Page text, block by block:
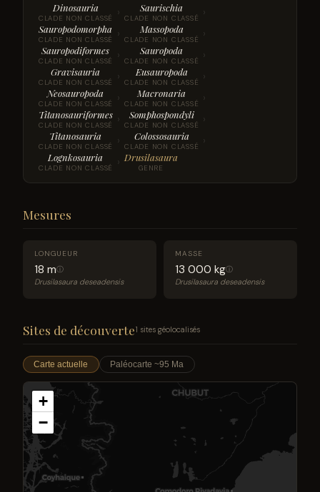
Dinosauria
CLADE NON CLASSÉ › Saurischia
CLADE NON CLASSÉ ›
Sauropodomorpha
CLADE NON CLASSÉ › Massopoda
CLADE NON CLASSÉ ›
Sauropodiformes
CLADE NON CLASSÉ › Sauropoda
CLADE NON CLASSÉ ›
Gravisauria
CLADE NON CLASSÉ › Eusauropoda
CLADE NON CLASSÉ ›
Neosauropoda
CLADE NON CLASSÉ › Macronaria
CLADE NON CLASSÉ ›
Titanosauriformes
CLADE NON CLASSÉ › Somphospondyli
CLADE NON CLASSÉ ›
Titanosauria
CLADE NON CLASSÉ › Colossosauria
CLADE NON CLASSÉ ›
Lognkosauria
CLADE NON CLASSÉ › Drusilasaura
GENRE
Mesures
LONGUEUR
18 mⓘ
Drusilasaura deseadensis
MASSE
13 000 kgⓘ
Drusilasaura deseadensis
Sites de découverte1 sites géolocalisés
Carte actuelle Paléocarte ~95 Ma
+
−